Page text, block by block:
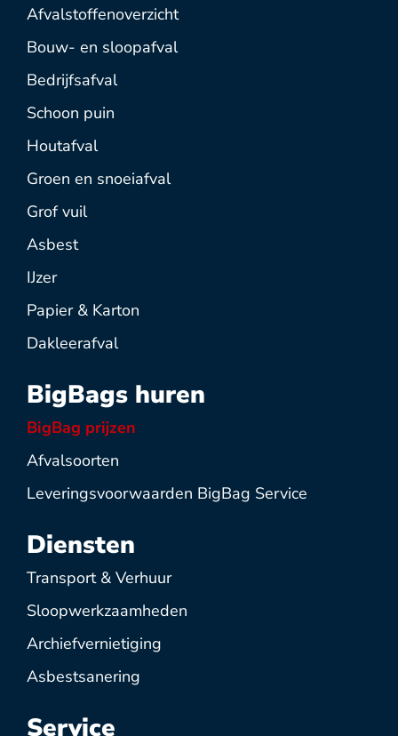
Afvalstoffenoverzicht
Bouw- en sloopafval
Bedrijfsafval
Schoon puin
Houtafval
Groen en snoeiafval
Grof vuil
Asbest
IJzer
Papier & Karton
Dakleerafval
BigBags huren
BigBag prijzen
Afvalsoorten
Leveringsvoorwaarden BigBag Service
Diensten
Transport & Verhuur
Sloopwerkzaamheden
Archiefvernietiging
Asbestsanering
Service